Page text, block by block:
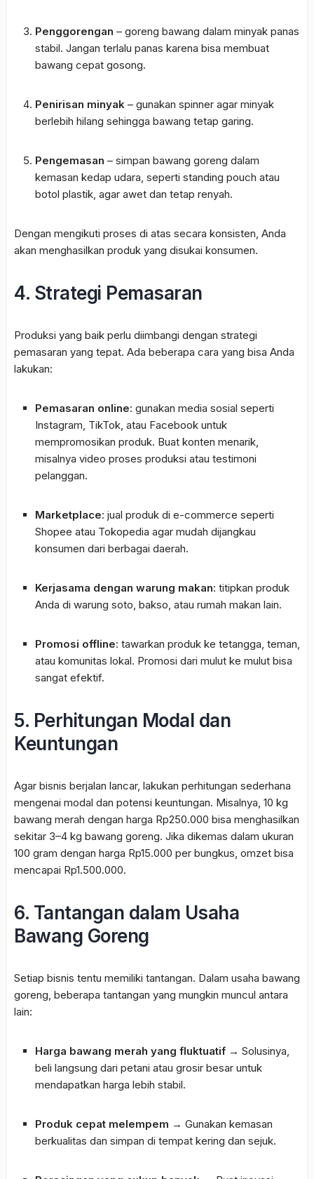
Penggorengan – goreng bawang dalam minyak panas
stabil. Jangan terlalu panas karena bisa membuat
bawang cepat gosong.
Penirisan minyak – gunakan spinner agar minyak
berlebih hilang sehingga bawang tetap garing.
Pengemasan – simpan bawang goreng dalam
kemasan kedap udara, seperti standing pouch atau
botol plastik, agar awet dan tetap renyah.
Dengan mengikuti proses di atas secara konsisten, Anda
akan menghasilkan produk yang disukai konsumen.
4. Strategi Pemasaran
Produksi yang baik perlu diimbangi dengan strategi
pemasaran yang tepat. Ada beberapa cara yang bisa Anda
lakukan:
Pemasaran online: gunakan media sosial seperti
Instagram, TikTok, atau Facebook untuk
mempromosikan produk. Buat konten menarik,
misalnya video proses produksi atau testimoni
pelanggan.
Marketplace: jual produk di e-commerce seperti
Shopee atau Tokopedia agar mudah dijangkau
konsumen dari berbagai daerah.
Kerjasama dengan warung makan: titipkan produk
Anda di warung soto, bakso, atau rumah makan lain.
Promosi offline: tawarkan produk ke tetangga, teman,
atau komunitas lokal. Promosi dari mulut ke mulut bisa
sangat efektif.
5. Perhitungan Modal dan
Keuntungan
Agar bisnis berjalan lancar, lakukan perhitungan sederhana
mengenai modal dan potensi keuntungan. Misalnya, 10 kg
bawang merah dengan harga Rp250.000 bisa menghasilkan
sekitar 3–4 kg bawang goreng. Jika dikemas dalam ukuran
100 gram dengan harga Rp15.000 per bungkus, omzet bisa
mencapai Rp1.500.000.
6. Tantangan dalam Usaha
Bawang Goreng
Setiap bisnis tentu memiliki tantangan. Dalam usaha bawang
goreng, beberapa tantangan yang mungkin muncul antara
lain:
Harga bawang merah yang fluktuatif → Solusinya,
beli langsung dari petani atau grosir besar untuk
mendapatkan harga lebih stabil.
Produk cepat melempem → Gunakan kemasan
berkualitas dan simpan di tempat kering dan sejuk.